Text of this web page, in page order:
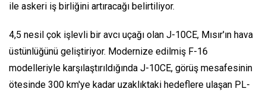
ile askeri iş birliğini artıracağı belirtiliyor.
4,5 nesil çok işlevli bir avcı uçağı olan J-10CE, Mısır'ın hava
üstünlüğünü geliştiriyor. Modernize edilmiş F-16
modelleriyle karşılaştırıldığında J-10CE, görüş mesafesinin
ötesinde 300 km'ye kadar uzaklıktaki hedeflere ulaşan PL-